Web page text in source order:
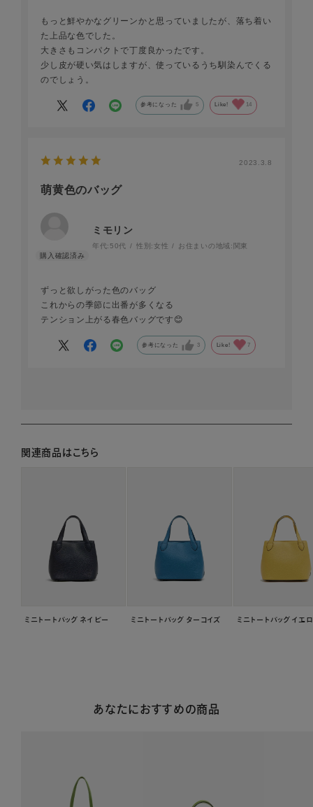
もっと鮮やかなグリーンかと思っていましたが、落ち着い
た上品な色でした。
大きさもコンパクトで丁度良かったです。
少し皮が硬い気はしますが、使っているうち馴染んでくる
のでしょう。
参考になった 5 Like! 14
2023.3.8
萌黄色のバッグ
ミモリン
年代: 50代 性別:女性 お住まいの地域: 関東
ずっと欲しがった色のバッグ
これからの季節に出番が多くなる
テンション上がる春色バッグです😊
参考になった 3 Like! 7
関連商品はこちら
ミニトートバッグ ネイビー ミニトートバッグ ターコイズ ミニトートバッグ イエ
あなたにおすすめの商品